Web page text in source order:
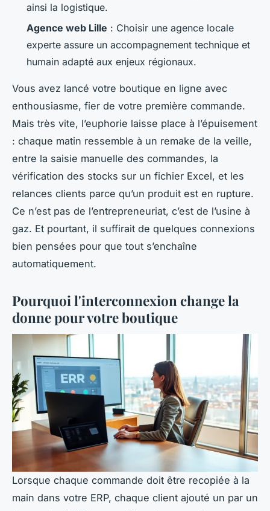
ainsi la logistique.
Agence web Lille : Choisir une agence locale
experte assure un accompagnement technique et
humain adapté aux enjeux régionaux.
Vous avez lancé votre boutique en ligne avec
enthousiasme, fier de votre première commande.
Mais très vite, l’euphorie laisse place à l’épuisement
: chaque matin ressemble à un remake de la veille,
entre la saisie manuelle des commandes, la
vérification des stocks sur un fichier Excel, et les
relances clients parce qu’un produit est en rupture.
Ce n’est pas de l’entrepreneuriat, c’est de l’usine à
gaz. Et pourtant, il suffirait de quelques connexions
bien pensées pour que tout s’enchaîne
automatiquement.
Pourquoi l'interconnexion change la
donne pour votre boutique
Lorsque chaque commande doit être recopiée à la
main dans votre ERP, chaque client ajouté un par un